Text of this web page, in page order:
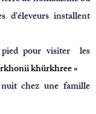
d'éleveurs installent
pour visiter les
khürkhree »
chez une famille